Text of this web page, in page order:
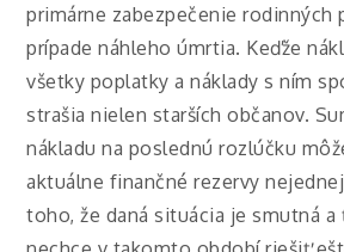
primárne zabezpečenie rodinných
prípade náhleho úmrtia. Keďže
všetky poplatky a náklady s ním
strašia nielen starších občanov.
nákladu na poslednú rozlúčku
aktuálne finančné rezervy
toho, že daná situácia je smutná a